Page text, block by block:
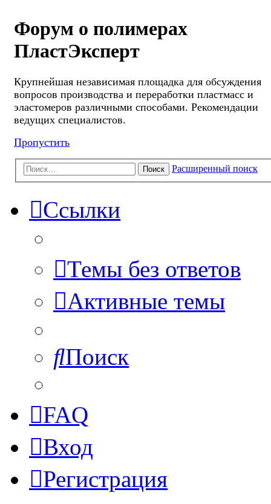
Форум о полимерах
ПластЭксперт
Крупнейшая независимая площадка для обсуждения
вопросов производства и переработки пластмасс и
эластомеров различными способами. Рекомендации
ведущих специалистов.
Пропустить
Поиск Расширенный поиск
Ссылки
Темы без ответов
Активные темы
Поиск
FAQ
Вход
Регистрация